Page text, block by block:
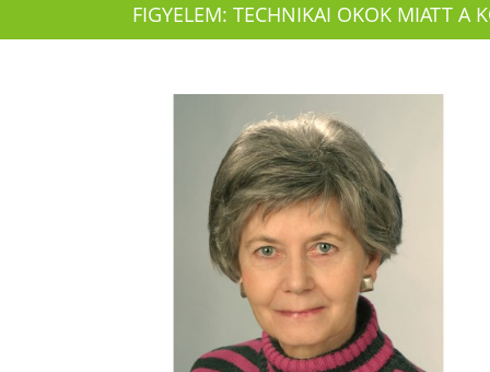
FIGYELEM: TECHNIKAI OKOK MIATT A